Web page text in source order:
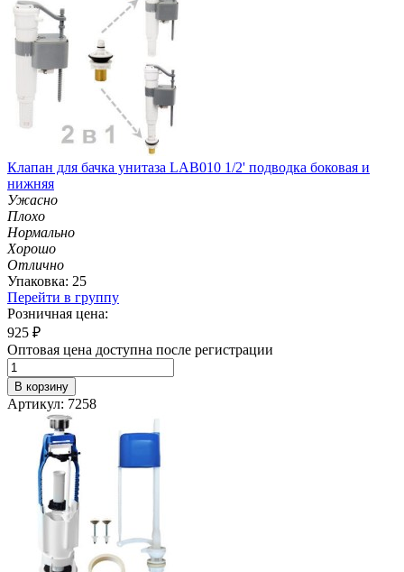
Клапан для бачка унитаза LAB010 1/2' подводка боковая и
нижняя
Ужасно
Плохо
Нормально
Хорошо
Отлично
Упаковка: 25
Перейти в группу
Розничная цена:
925 ₽
Оптовая цена доступна после регистрации
В корзину
Артикул: 7258